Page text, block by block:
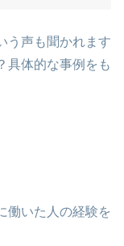
う声も聞かれます
具体的な事例をも
働いた人の経験を